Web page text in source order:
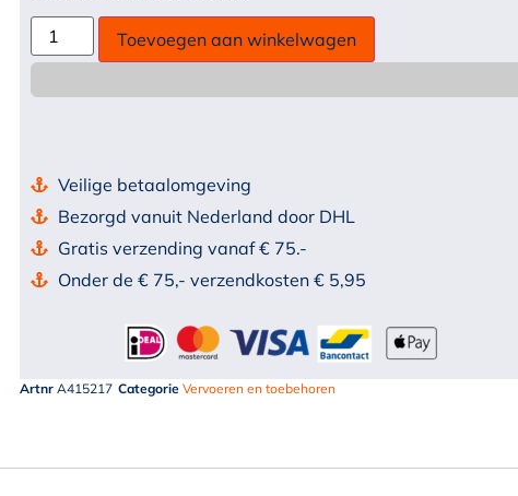
Toevoegen aan winkelwagen
Veilige betaalomgeving
Bezorgd vanuit Nederland door DHL
Gratis verzending vanaf € 75.-
Onder de € 75,- verzendkosten € 5,95
Artnr A415217 Categorie Vervoeren en toebehoren